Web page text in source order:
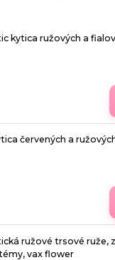
kytica ružových a
červených a
ružové trsové ruže,
vax flower